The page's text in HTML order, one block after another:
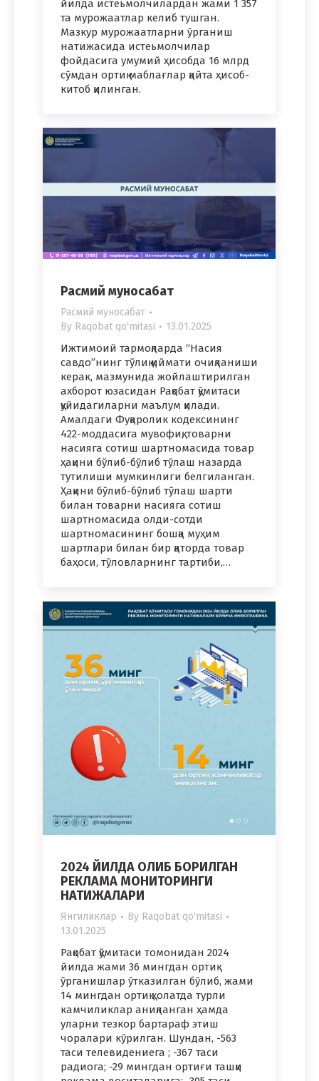
йилда истеьмолчилардан жами 1 357
та мурожаатлар келиб тушган.
Мазкур мурожаатларни ўрганиш
натижасида истеьмолчилар
фойдасига умумий ҳисобда 16 млрд
сўмдан ортиқ маблағлар қайта ҳисоб-
китоб қилинган.
Расмий муносабат
Расмий муносабат
By Raqobat qo'mitasi 13.01.2025
Ижтимоий тармоқларда “Насия
савдо”нинг тўлиқ қиймати очиқланиши
керак, мазмунида жойлаштирилган
ахборот юзасидан Рақобат қўмитаси
қуйидагиларни маълум қилади.
Амалдаги Фуқаролик кодексининг
422-моддасига мувофиқ, товарни
насияга сотиш шартномасида товар
ҳақини бўлиб-бўлиб тўлаш назарда
тутилиши мумкинлиги белгиланган.
Ҳақини бўлиб-бўлиб тўлаш шарти
билан товарни насияга сотиш
шартномасида олди-сотди
шартномасининг бошқа муҳим
шартлари билан бир қаторда товар
баҳоси, тўловларнинг тартиби,…
2024 ЙИЛДА ОЛИБ БОРИЛГАН
РЕКЛАМА МОНИТОРИНГИ
НАТИЖАЛАРИ
Янгиликлар By Raqobat qo'mitasi
13.01.2025
Рақобат қўмитаси томонидан 2024
йилда жами 36 мингдан ортиқ
ўрганишлар ўтказилган бўлиб, жами
14 мингдан ортиқ ҳолатда турли
камчиликлар аниқланган ҳамда
уларни тезкор бартараф этиш
чоралари кўрилган. Шундан, -563
таси телевидениега ; -367 таси
радиога; -29 мингдан ортиғи ташқи